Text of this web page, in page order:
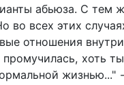
абьюза. С тем
во всех этих
отношения
хоть
жизнью..."